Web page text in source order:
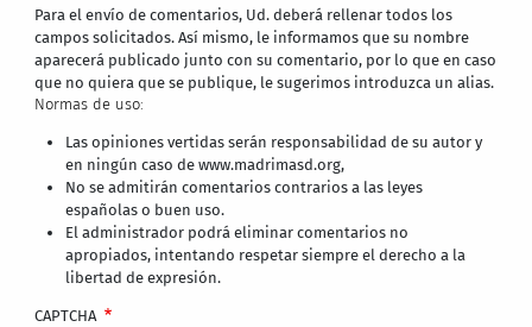
Para el envío de comentarios, Ud. deberá rellenar todos los
campos solicitados. Así mismo, le informamos que su nombre
aparecerá publicado junto con su comentario, por lo que en caso
que no quiera que se publique, le sugerimos introduzca un alias.
Normas de uso:
Las opiniones vertidas serán responsabilidad de su autor y
en ningún caso de www.madrimasd.org,
No se admitirán comentarios contrarios a las leyes
españolas o buen uso.
El administrador podrá eliminar comentarios no
apropiados, intentando respetar siempre el derecho a la
libertad de expresión.
CAPTCHA